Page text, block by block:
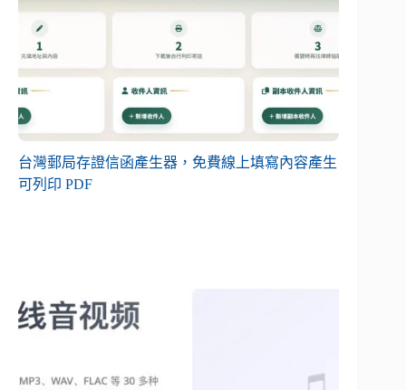
台灣郵局存證信函產生器，免費線上填寫內容產生
可列印 PDF